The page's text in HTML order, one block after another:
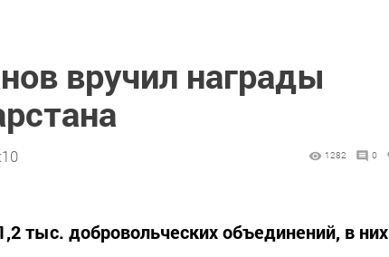
вручил награды
1282 0
тыс. добровольческих объединений, в них